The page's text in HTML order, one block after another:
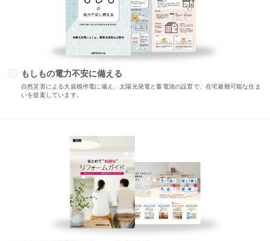
もしもの電力不安に備える
自然災害による大規模停電に備え、太陽光発電と蓄電池の設置で、在宅避難可能な住ま
いを提案しています。